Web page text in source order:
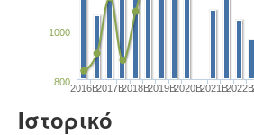
2016B2017B2018B2019B2020B2021B2022B
800
1000
Ιστορικό